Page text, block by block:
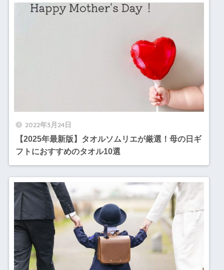
2022年3月24日
【2025年最新版】タオルソムリエが厳選！母の日ギ
フトにおすすめのタオル10選